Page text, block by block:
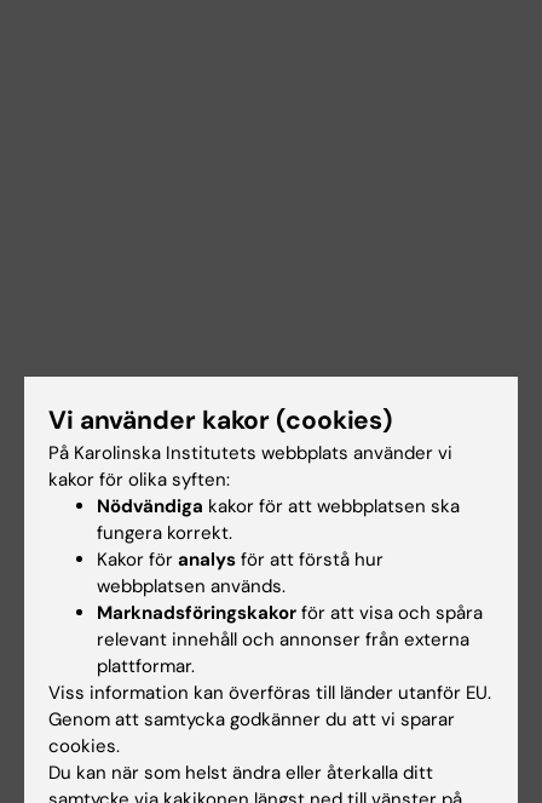
Dokument
Länkar
Lokalbokning för medarbetare
Bokningsbara lokaler på campus Flemingsberg
Vi använder kakor (cookies)
På Karolinska Institutets webbplats använder vi
kakor för olika syften:
Nödvändiga kakor för att webbplatsen ska
fungera korrekt.
Kakor för analys för att förstå hur
webbplatsen används.
Marknadsföringskakor för att visa och spåra
relevant innehåll och annonser från externa
plattformar.
Viss information kan överföras till länder utanför EU.
Genom att samtycka godkänner du att vi sparar
cookies.
Du kan när som helst ändra eller återkalla ditt